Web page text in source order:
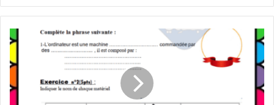
Devoir
de
contrôle
n°1
Informatique